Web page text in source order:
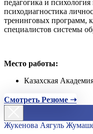
педагогика и
психодиагностика
тренинговых программ,
специалистов системы
Место работы:
Казахская
Смотреть Резюме ➝
Жукенова Аягуль